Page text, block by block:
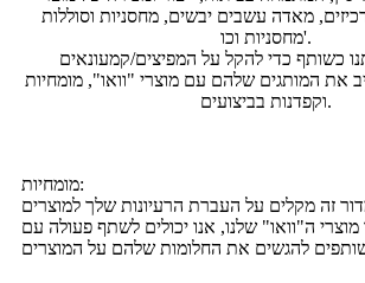
מאדה עשבים יבשים, מחסניות וסוללות
מחסניות וכו'.
כשותף כדי להקל על המפיצים/קמעונאים
את המותגים שלהם עם מוצרי "וואו", מומחיות
וקפדנות בביצועים.
מומחיות:
זה מקלים על העברת הרעיונות שלך למוצרים
ה"וואו" שלנו, אנו יכולים לשתף פעולה עם